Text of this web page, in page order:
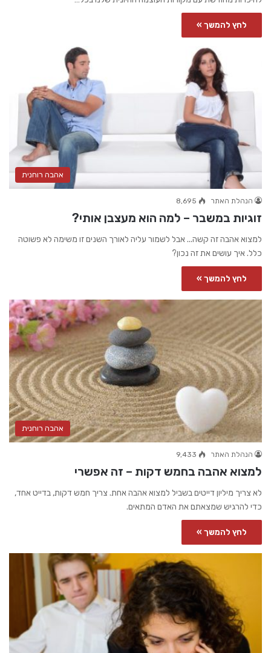
לחץ להמשך »
אהבה רוחנית
הנהלת האתר 8,695
זוגיות במשבר – למה הוא מעצבן אותי?
למצוא אהבה זה קשה... אבל לשמור עליה לאורך השנים זו משימה לא פשוטה
כלל. איך עושים את זה נכון?
לחץ להמשך »
אהבה רוחנית
הנהלת האתר 9,433
למצוא אהבה בחמש דקות – זה אפשרי
לא צריך מיליון דייטים בשביל למצוא אהבה אחת. צריך חמש דקות, בדייט אחד,
כדי להרגיש שמצאתם את האדם המתאים.
לחץ להמשך »